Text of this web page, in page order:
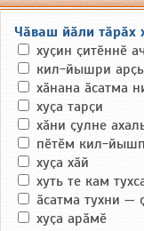
Чӑваш йӑли тӑрӑх
хуҫин ҫитӗннӗ
кил-йышри
хӑнана ӑсатма
хуҫа тарҫи
хӑни ҫулне
пӗтӗм кил-
хуҫа хӑй
хуть те кам
ӑсатма тухни —
хуҫа арӑмӗ